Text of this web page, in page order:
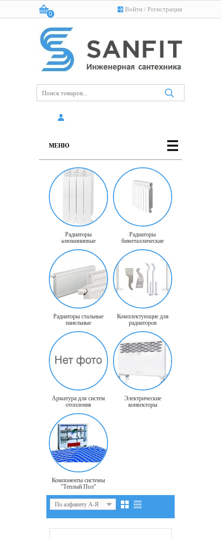
Войти / Регистрация
Корзина:
0
(пусто)
МЕНЮ
Радиаторы
алюминиевые
Радиаторы
биметаллические
Радиаторы стальные
панельные
Комплектующие для
радиаторов
Арматура для систем
отопления
Электрические
конвекторы
Компоненты системы
"Теплый Пол"
По алфавиту А-Я